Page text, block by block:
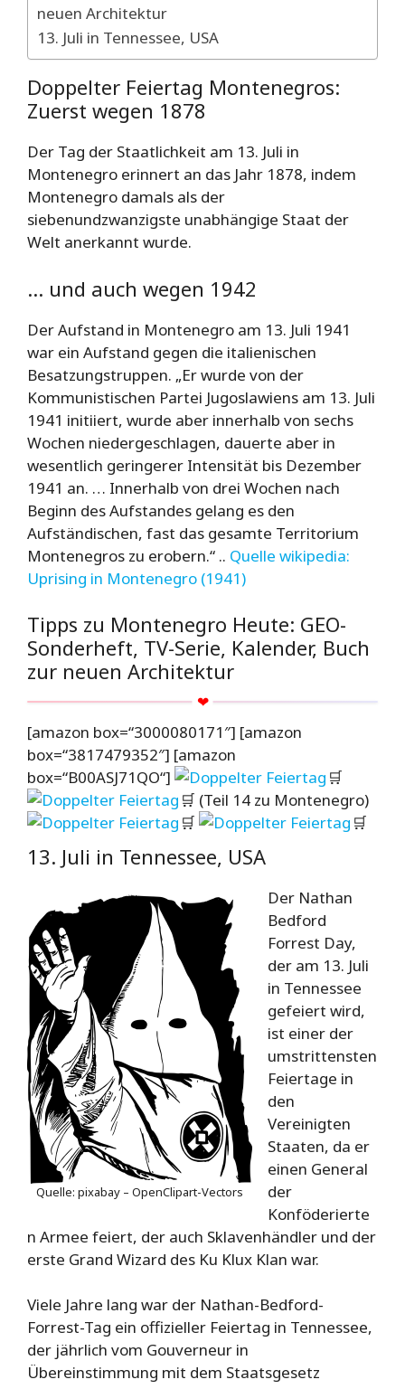
neuen Architektur
13. Juli in Tennessee, USA
Doppelter Feiertag Montenegros:
Zuerst wegen 1878
Der Tag der Staatlichkeit am 13. Juli in
Montenegro erinnert an das Jahr 1878, indem
Montenegro damals als der
siebenundzwanzigste unabhängige Staat der
Welt anerkannt wurde.
… und auch wegen 1942
Der Aufstand in Montenegro am 13. Juli 1941
war ein Aufstand gegen die italienischen
Besatzungstruppen. „Er wurde von der
Kommunistischen Partei Jugoslawiens am 13. Juli
1941 initiiert, wurde aber innerhalb von sechs
Wochen niedergeschlagen, dauerte aber in
wesentlich geringerer Intensität bis Dezember
1941 an. … Innerhalb von drei Wochen nach
Beginn des Aufstandes gelang es den
Aufständischen, fast das gesamte Territorium
Montenegros zu erobern.“ .. Quelle wikipedia:
Uprising in Montenegro (1941)
Tipps zu Montenegro Heute: GEO-
Sonderheft, TV-Serie, Kalender, Buch
zur neuen Architektur
[amazon box=“3000080171″] [amazon
box=“3817479352″] [amazon
box=“B00ASJ71QO“]
🛒
🛒 (Teil 14 zu Montenegro)
🛒
🛒
13. Juli in Tennessee, USA
Quelle: pixabay – OpenClipart-Vectors
Der Nathan
Bedford
Forrest Day,
der am 13. Juli
in Tennessee
gefeiert wird,
ist einer der
umstrittensten
Feiertage in
den
Vereinigten
Staaten, da er
einen General
der
Konföderierte
n Armee feiert, der auch Sklavenhändler und der
erste Grand Wizard des Ku Klux Klan war.
Viele Jahre lang war der Nathan-Bedford-
Forrest-Tag ein offizieller Feiertag in Tennessee,
der jährlich vom Gouverneur in
Übereinstimmung mit dem Staatsgesetz